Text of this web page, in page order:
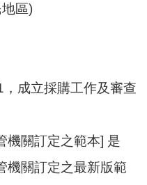
區)
成立採購工作及審查
機關訂定之範本] 是
機關訂定之最新版範